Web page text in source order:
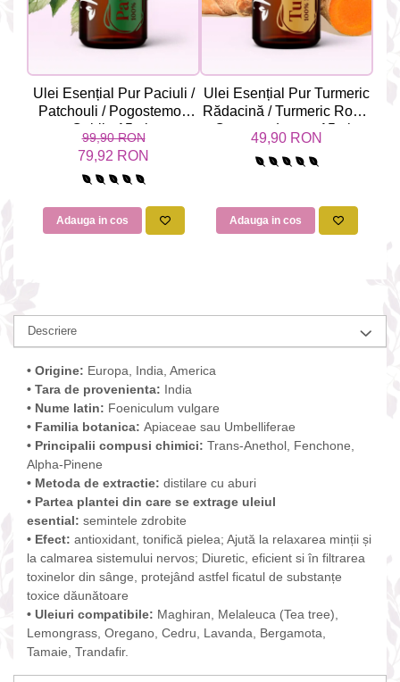
Ulei Esențial Pur Paciuli /
Patchouli / Pogostemon
Cablin 15ml -
Aromaterapie Sigura | nJoy
Nature
99,90 RON
79,92 RON
Adauga in cos
Ulei Esențial Pur Turmeric
Rădacină / Turmeric Root /
Curcuma Longa 15ml -
Aromaterapie Sigura | nJoy
Nature
49,90 RON
Adauga in cos
Descriere
• Origine: Europa, India, America
• Tara de provenienta: India
• Nume latin: Foeniculum vulgare
• Familia botanica: Apiaceae sau Umbelliferae
• Principalii compusi chimici: Trans-Anethol, Fenchone,
Alpha-Pinene
• Metoda de extractie: distilare cu aburi
• Partea plantei din care se extrage uleiul
esential: semintele zdrobite
• Efect: antioxidant, tonifică pielea; Ajută la relaxarea minții și
la calmarea sistemului nervos; Diuretic, eficient si în filtrarea
toxinelor din sânge, protejând astfel ficatul de substanțe
toxice dăunătoare
• Uleiuri compatibile: Maghiran, Melaleuca (Tea tree),
Lemongrass, Oregano, Cedru, Lavanda, Bergamota,
Tamaie, Trandafir.